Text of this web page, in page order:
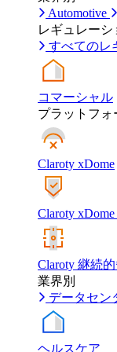
Automotive
レギュレーシ
すべてのレ
コマーシャル
プラットフォ
Claroty xDome
Claroty
Claroty 継続
業界別
データセン
ヘルスケア